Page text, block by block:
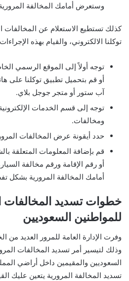
وستعرض أمامك المخالفة
كذلك تستطيع الاستعلام عن المخالفات
توكلنا الالكتروني، والقيام بهذه
توجه أولاً إلى الموقع الرسمي
أو قم بتحميل تطبيق توكلنا على
آب ستور أو متجر جوجل بلاي.
توجه إلى قسم الخدمات
ومخالفات.
حدد أيقونة عرض المخالفات
قم بإضافة المعلومات المتعلقة
أو رقم الإقامة ورقم مخالفة
أمامك المخالفة المرورية بشكل
خطوات تسديد المخالفات
للمواطنين السعوديين
وفرت الإدارة العامة للمرور العديد من
وذلك لتيسير أمر تسديد المخالفات
السعوديين والمقيمين داخل أراضي
تسديد المخالفة المرورية يتعين عليك